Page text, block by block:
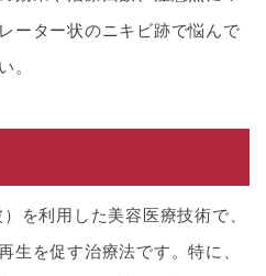
ーター状のニキビ跡で悩んで
。
を利用した美容医療技術で、
生を促す治療法です。特に、